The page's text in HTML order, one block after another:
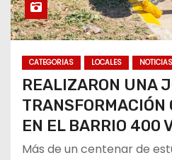
CATEGORIAS LOCALES NOTICIAS
REALIZARON UNA
TRANSFORMACIÓN
EN EL BARRIO 400
Más de un centenar de